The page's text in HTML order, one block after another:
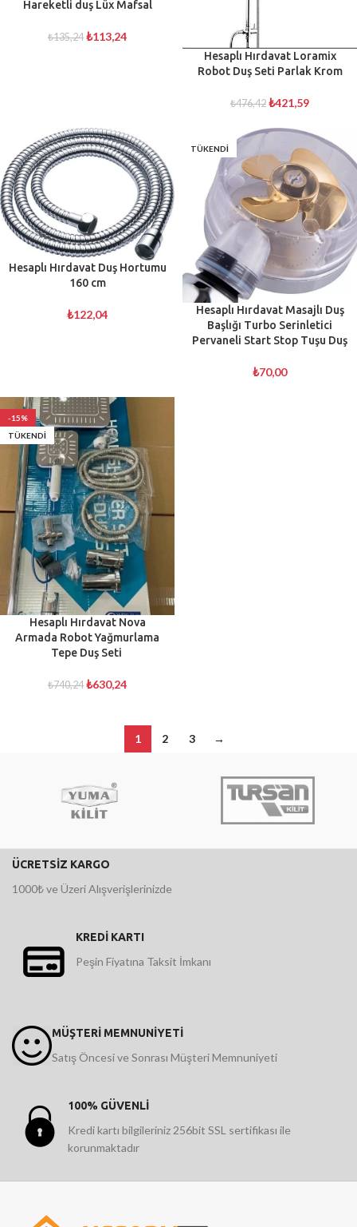
Hareketli duş Lüx Mafsal
₺135,24 ₺113,24
Hesaplı Hırdavat Loramix
Robot Duş Seti Parlak Krom
₺476,42 ₺421,59
Hesaplı Hırdavat Duş Hortumu
160 cm
₺122,04
TÜKENDI
Hesaplı Hırdavat Masajlı Duş
Başlığı Turbo Serinletici
Pervaneli Start Stop Tuşu Duş
₺70,00
-15%
TÜKENDI
Hesaplı Hırdavat Nova
Armada Robot Yağmurlama
Tepe Duş Seti
₺740,24 ₺630,24
1 2 3 →
ÜCRETSİZ KARGO
1000₺ ve Üzeri Alışverişlerinizde
KREDİ KARTI
Peşin Fiyatına Taksit İmkanı
MÜŞTERİ MEMNUNİYETİ
Satış Öncesi ve Sonrası Müşteri Memnuniyeti
100% GÜVENLİ
Kredi kartı bilgileriniz 256bit SSL sertifikası ile
korunmaktadır